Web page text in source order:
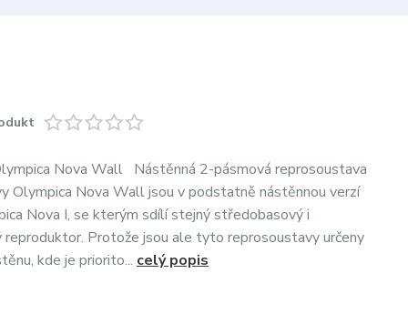
Nova Wall Nástěnná 2-pásmová reprosoustava
Olympica Nova Wall jsou v podstatně nástěnnou verzí
Nova I, se kterým sdílí stejný středobasový i
Protože jsou ale tyto reprosoustavy určeny
kde je priorito... celý popis